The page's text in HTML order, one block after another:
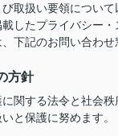
取扱い要領について
したプライバシー
下記のお問い合わせ
方針
関する法令と社会
と保護に努めます。